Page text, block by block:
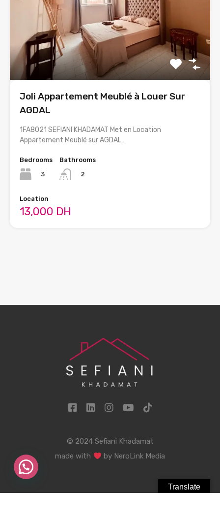
Joli Appartement Meublé à Louer Sur
AGDAL
1FA8021 SEFIANI KHADAMAT Met en Location
Appartement Meublé sur AGDAL…
Bedrooms
3
Bathrooms
2
Location
13,000 DH
© 2024 Sefiani Khadamat
made with
by NeroLink Media
Translate